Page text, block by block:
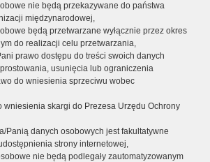
nie będą przekazywane do państwa
międzynarodowej,
będą przetwarzane wyłącznie przez okres
do realizacji celu przetwarzania,
prawo dostępu do treści swoich danych
usunięcia lub ograniczenia
do wniesienia sprzeciwu wobec
wniesienia skargi do Prezesa Urzędu Ochrony
Panią danych osobowych jest fakultatywne
strony internetowej,
nie będą podlegały zautomatyzowanym